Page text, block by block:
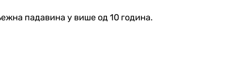
падавина у више од 10 година.